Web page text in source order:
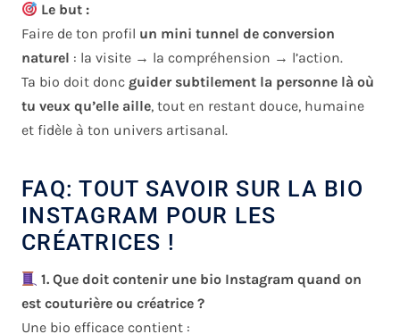
Le but :
Faire de ton profil un mini tunnel de conversion
naturel : la visite → la compréhension → l’action.
Ta bio doit donc guider subtilement la personne là où
tu veux qu’elle aille, tout en restant douce, humaine
et fidèle à ton univers artisanal.
FAQ: TOUT SAVOIR SUR LA BIO
INSTAGRAM POUR LES
CRÉATRICES !
1. Que doit contenir une bio Instagram quand on
est couturière ou créatrice ?
Une bio efficace contient :